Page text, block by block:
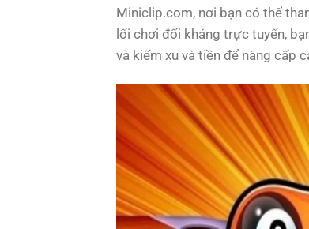
Miniclip.com, nơi bạn có thể
lối chơi đối kháng trực tuyến,
và kiếm xu và tiền để nâng cấp